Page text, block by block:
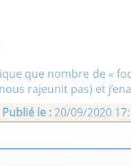
- Mon île
Ed Sidorkiewicz |
que nombre de «
rajeunit pas) et
Publié le :20/09/2020